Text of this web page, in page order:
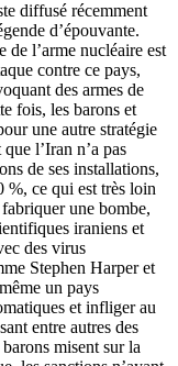
diffusé récemment
d’épouvante.
de l’arme nucléaire est
contre ce pays,
des armes de
fois, les barons et
une autre stratégie
l’Iran n’a pas
de ses installations,
%, ce qui est très loin
une bombe,
iraniens et
des virus
Stephen Harper et
un pays
et infliger au
entre autres des
misent sur la